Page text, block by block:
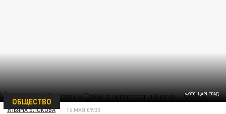
ФОТО: ЦАРЬГРАД
ОБЩЕСТВО
УЛЬЯНА БЛОКОВА 16 МАЯ 09:33